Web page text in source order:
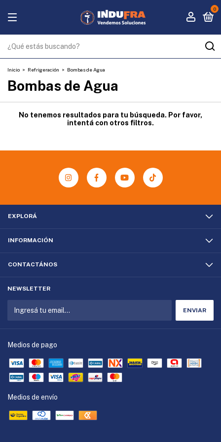
0
Inicio > Refrigeración > Bombas de Agua
Bombas de Agua
No tenemos resultados para tu búsqueda. Por favor,
intentá con otros filtros.
EXPLORÁ
INFORMACIÓN
CONTACTÁNOS
NEWSLETTER
Medios de pago
Medios de envío